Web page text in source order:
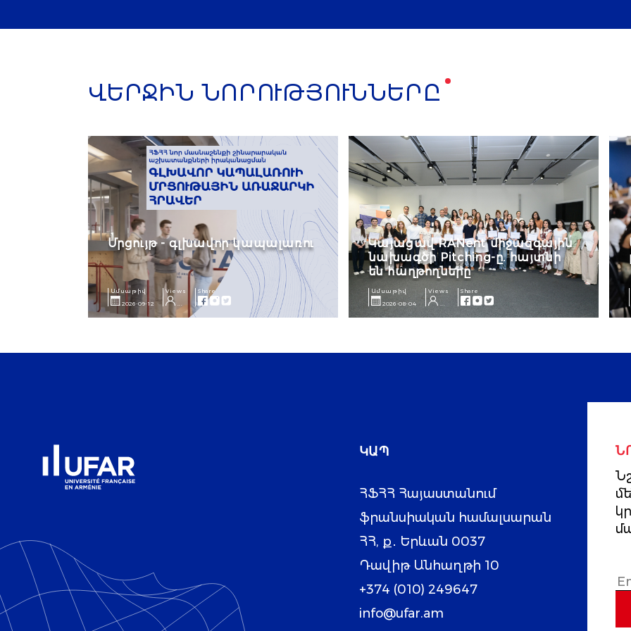
ՎԵՐՋԻՆ ՆՈՐՈՒԹՅՈՒՆՆԵՐԸ
Մրցույթ - գլխավոր կապալառու
Ամսաթիվ
2026-09-12
Views
...
Share
Կայացավ RANent միջազգային
նախագծի Pitching-ը. հայտնի
են հաղթողները
Ամսաթիվ
2026-08-04
Views
...
Share
ԿԱՊ
ՀՖՀՀ Հայաստանում
ֆրանսիական համալսարան
ՀՀ, ք․ Երևան 0037
Դավիթ Անհաղթի 10
+374 (010) 249647
info@ufar.am